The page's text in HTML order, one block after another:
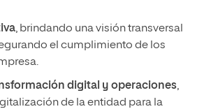
, brindando una visión transversal
el cumplimiento de los
digital y operaciones,
de la entidad para la